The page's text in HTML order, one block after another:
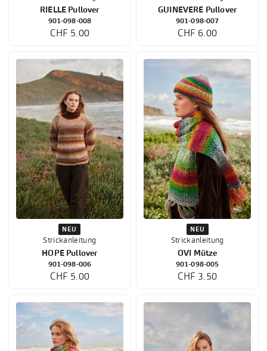
RIELLE Pullover
901-098-008
CHF 5.00
GUINEVERE Pullover
901-098-007
CHF 6.00
NEU
Strickanleitung
HOPE Pullover
901-098-006
CHF 5.00
NEU
Strickanleitung
OVI Mütze
901-098-005
CHF 3.50